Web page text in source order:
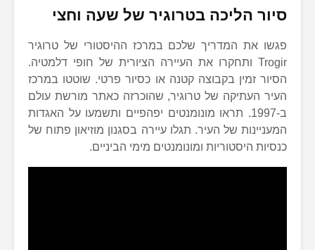
סיור הליכה בטרוגיר של שעה וחצי
פגשו את המדריך שלכם במרכז ההיסטורי של טרוגיר
Trogir ותחקרו את העיירה הציורית של חופי דלמטיה.
הסיור זמין בקבוצה קטנה או כסיור פרטי. שוטטו במרכז
העיר העתיקה של טרוגיר, שהוכרזה כאתר מורשת עולם
ב-1997. תראו מונומנטים יפהפיים ותשמעו על האגדות
המעניינות של העיר. תגלו עיירה בסגנון מוזיאון פתוח של
כנסיות היסטוריות ומונומנטים מימי הביניים.